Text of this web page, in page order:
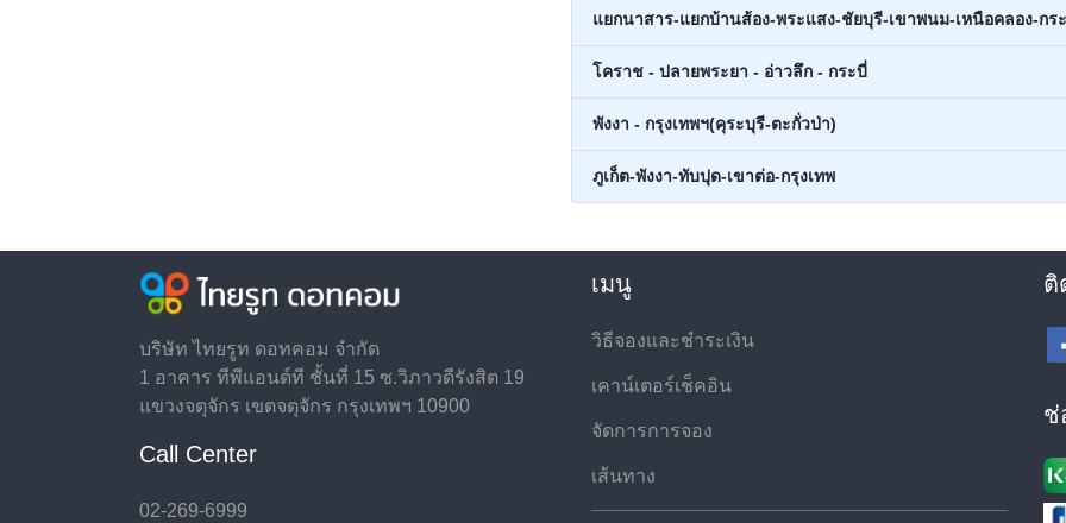
แยกนาสาร-แยกบ้านส้อง-พระแสง-ชัยบุรี-เขาพนม-เหนือคลอง-กร
โคราช - ปลายพระยา - อ่าวลึก - กระบี่
พังงา - กรุงเทพฯ(คุระบุรี-ตะกั่วป่า)
ภูเก็ต-พังงา-ทับปุด-เขาต่อ-กรุงเทพ
บริษัท ไทยรูท ดอทคอม จำกัด
1 อาคาร ทีพีแอนด์ที ชั้นที่ 15 ซ.วิภาวดีรังสิต 19
แขวงจตุจักร เขตจตุจักร กรุงเทพฯ 10900
Call Center
02-269-6999
เมนู
วิธีจองและชำระเงิน
เคาน์เตอร์เช็คอิน
จัดการการจอง
เส้นทาง
ติ
ช่